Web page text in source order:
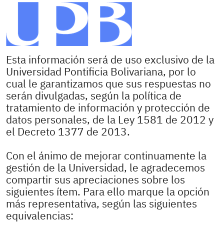
Esta información será de uso exclusivo de la
Universidad Pontificia Bolivariana, por lo
cual le garantizamos que sus respuestas no
serán divulgadas, según la política de
tratamiento de información y protección de
datos personales, de la Ley 1581 de 2012 y
el Decreto 1377 de 2013.
Con el ánimo de mejorar continuamente la
gestión de la Universidad, le agradecemos
compartir sus apreciaciones sobre los
siguientes ítem. Para ello marque la opción
más representativa, según las siguientes
equivalencias: